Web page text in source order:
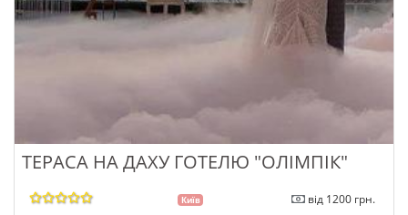
ТЕРАСА НА ДАХУ ГОТЕЛЮ "ОЛІМПІК"
Київ від 1200 грн.